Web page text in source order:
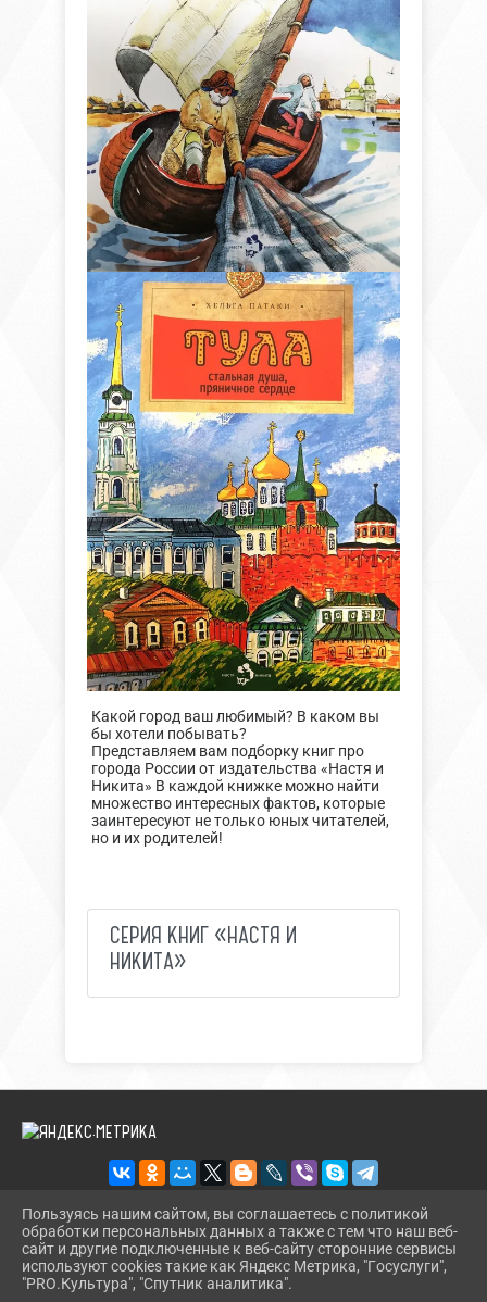
Какой город ваш любимый? В каком вы
бы хотели побывать?
Представляем вам подборку книг про
города России от издательства «Настя и
Никита» В каждой книжке можно найти
множество интересных фактов, которые
заинтересуют не только юных читателей,
но и их родителей!
СЕРИЯ КНИГ «НАСТЯ И
НИКИТА»
2026 Г. DETCBSKIRENSK.RU
ВХОД
КАРТА САЙТА
Пользуясь нашим сайтом, вы соглашаетесь с политикой
обработки персональных данных а также с тем что наш веб-
сайт и другие подключенные к веб-сайту сторонние сервисы
используют cookies такие как Яндекс Метрика, "Госуслуги",
"PRO.Культура", "Спутник аналитика".